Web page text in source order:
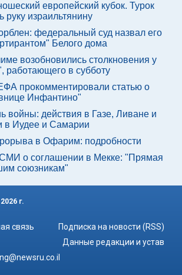
европейский кубок. Турок
руку израильтянину
федеральный суд назвал его
Белого дома
возобновились столкновения у
работающего в субботу
прокомментировали статью о
Инфантино"
войны: действия в Газе, Ливане и
в Иудее и Самарии
в Офарим: подробности
о соглашении в Мекке: "Прямая
союзникам"
г.
связь
Подписка на новости (RSS)
Данные редакции и устав